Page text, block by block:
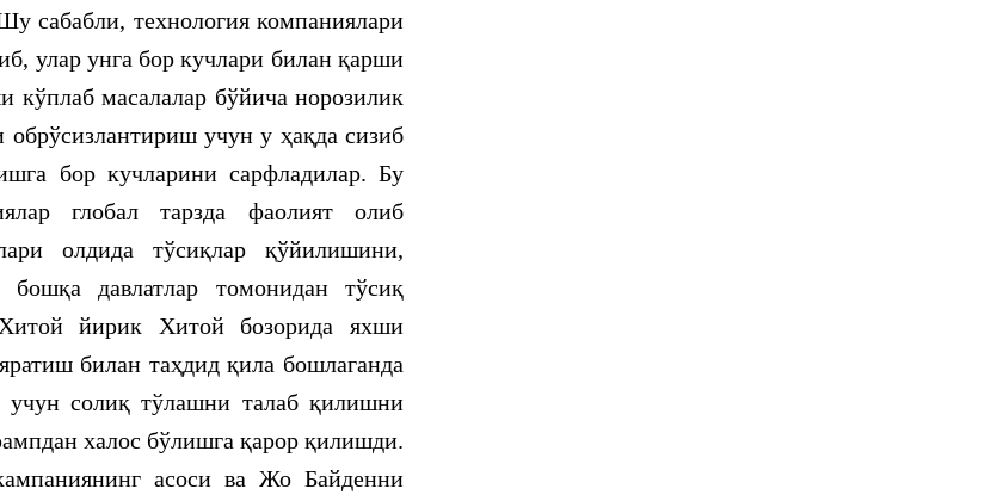
сабабли, технология компаниялари
улар унга бор кучлари билан қарши
кўплаб масалалар бўйича норозилик
учун у ҳақда сизиб
бор кучларини сарфладилар. Бу
глобал тарзда фаолият олиб
олдида тўсиқлар қўйилишини,
бошқа давлатлар томонидан тўсиқ
йирик Хитой бозорида яхши
билан таҳдид қила бошлаганда
учун солиқ тўлашни талаб қилишни
халос бўлишга қарор қилишди.
асоси ва Жо Байденни